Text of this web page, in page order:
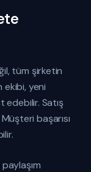
tüm şirketin
ekibi, yeni
edebilir. Satış
başarısı